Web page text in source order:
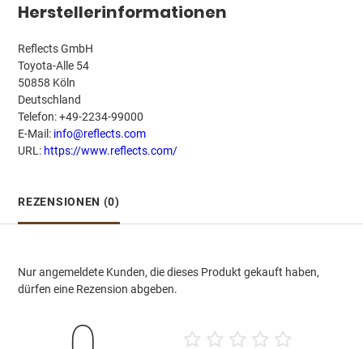
Herstellerinformationen
Reflects GmbH
Toyota-Alle 54
50858 Köln
Deutschland
Telefon: +49-2234-99000
E-Mail: info@reflects.com
URL: https://www.reflects.com/
REZENSIONEN (0)
Nur angemeldete Kunden, die dieses Produkt gekauft haben,
dürfen eine Rezension abgeben.